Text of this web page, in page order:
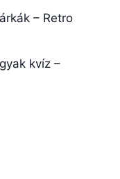
– Retro
kvíz –